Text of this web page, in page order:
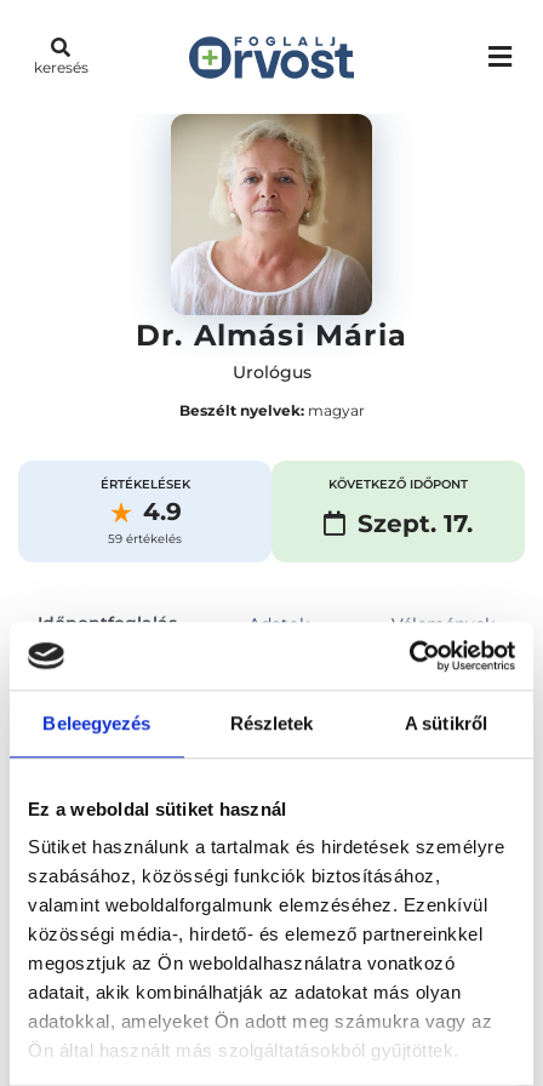
Beleegyezés Részletek A sütikről
Ez a weboldal sütiket használ
Sütiket használunk a tartalmak és hirdetések személyre
szabásához, közösségi funkciók biztosításához,
valamint weboldalforgalmunk elemzéséhez. Ezenkívül
közösségi média-, hirdető- és elemező partnereinkkel
megosztjuk az Ön weboldalhasználatra vonatkozó
adatait, akik kombinálhatják az adatokat más olyan
adatokkal, amelyeket Ön adott meg számukra vagy az
Ön által használt más szolgáltatásokból gyűjtöttek.
keresés
Dr. Almási Mária
Urológus
Beszélt nyelvek:magyar
ÉRTÉKELÉSEK
4.9
59 értékelés
KÖVETKEZŐ IDŐPONT
Szept. 17.
Időpontfoglalás Adatok Vélemények
Foglalj időpontot
Főoldal Orvosok Urológus
Urológus, Budapest, XI. kerület Dr. Almási Mária